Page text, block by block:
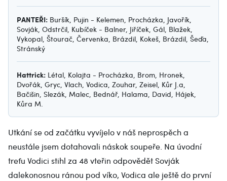
PANTEŘI: Buršík, Pujin - Kelemen, Procházka, Javořík,
Sovják, Odstrčil, Kubíček - Balner, Jiříček, Gál, Blažek,
Vykopal, Štourač, Červenka, Brázdil, Kokeš, Brázdil, Šeďa,
Stránský
Hattrick: Létal, Kolajta - Procházka, Brom, Hronek,
Dvořák, Gryc, Vlach, Vodica, Zouhar, Zeisel, Kůr J.a,
Bačišin, Slezák, Malec, Bednář, Halama, David, Hájek,
Kůra M.
Utkání se od začátku vyvíjelo v náš neprospěch a
neustále jsem dotahovali náskok soupeře. Na úvodní
trefu Vodici stihl za 48 vteřin odpovědět Sovják
dalekonosnou ránou pod víko, Vodica ale ještě do první